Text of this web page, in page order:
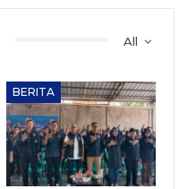
All
BERITA